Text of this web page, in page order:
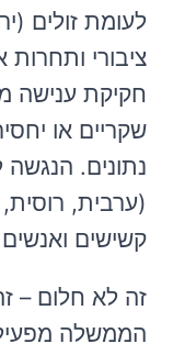
לעומת זולים
ציבורי
חקיקת ענישה
שקריים או
נתונים.
(ערבית,
קשישים
זה לא חלום –